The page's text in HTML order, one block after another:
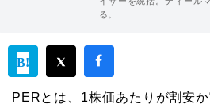
る。
PERとは、1株価あたりが割安